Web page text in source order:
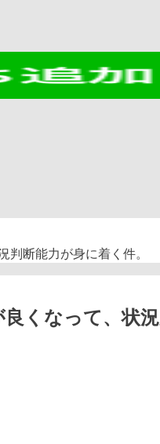
判断能力が身に着く件。
くなって、状